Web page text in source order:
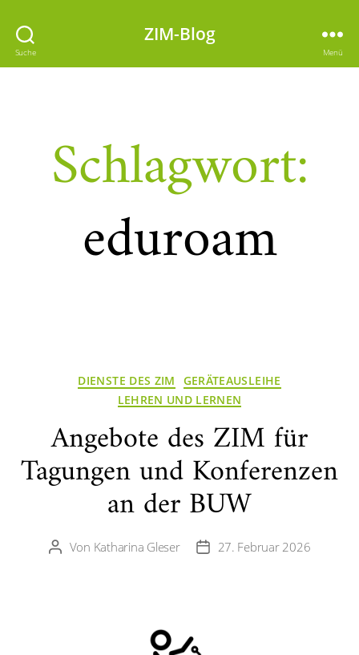
Suche
ZIM-Blog
Menü
Schlagwort:
eduroam
Kategorien
DIENSTE DES ZIM
GERÄTEAUSLEIHE
LEHREN UND LERNEN
Angebote des ZIM für
Tagungen und Konferenzen
an der BUW
Beitragsautor
Von Katharina Gleser Veröffentlichungsdatum
27. Februar 2026